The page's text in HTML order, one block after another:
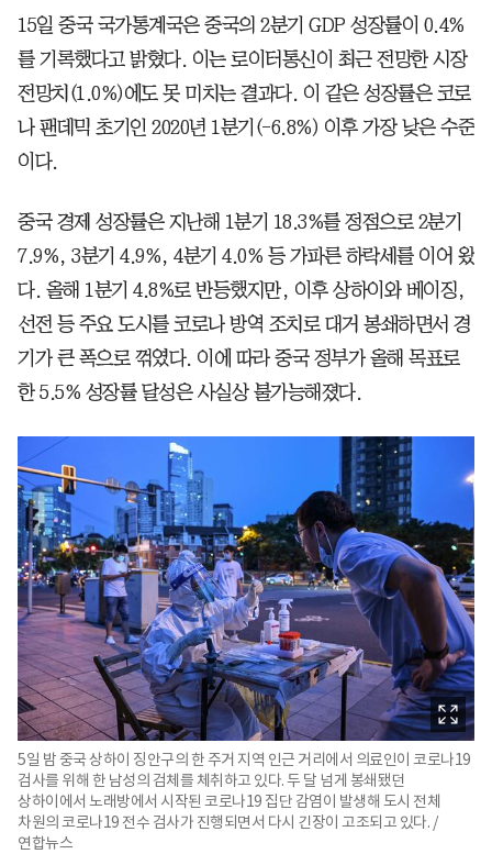
15일 중국 국가통계국은 중국의 2분기 GDP 성장률이 0.4%
를 기록했다고 밝혔다. 이는 로이터통신이 최근 전망한 시장
전망치(1.0%)에도 못 미치는 결과다. 이 같은 성장률은 코로
나 팬데믹 초기인 2020년 1분기(-6.8%) 이후 가장 낮은 수준
이다.
중국 경제 성장률은 지난해 1분기 18.3%를 정점으로 2분기
7.9%, 3분기 4.9%, 4분기 4.0% 등 가파른 하락세를 이어 왔
다. 올해 1분기 4.8%로 반등했지만, 이후 상하이와 베이징,
선전 등 주요 도시를 코로나 방역 조치로 대거 봉쇄하면서 경
기가 큰 폭으로 꺾였다. 이에 따라 중국 정부가 올해 목표로
한 5.5% 성장률 달성은 사실상 불가능해졌다.
5일 밤 중국 상하이 징안구의 한 주거 지역 인근 거리에서 의료인이 코로나19
검사를 위해 한 남성의 검체를 체취하고 있다. 두 달 넘게 봉쇄됐던
상하이에서 노래방에서 시작된 코로나19 집단 감염이 발생해 도시 전체
차원의 코로나19 전수 검사가 진행되면서 다시 긴장이 고조되고 있다. /
연합뉴스